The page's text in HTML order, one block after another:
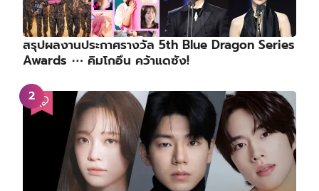
สรุปผลงานประกาศรางวัล 5th Blue Dragon Series
Awards ⋯ คิมโกอึน คว้าแดซัง!